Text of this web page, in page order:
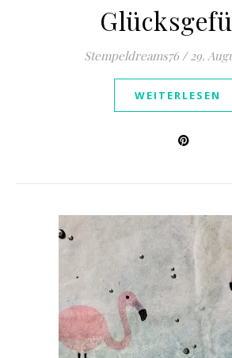
Stempeldreams76 / 29.
WEITERLESEN